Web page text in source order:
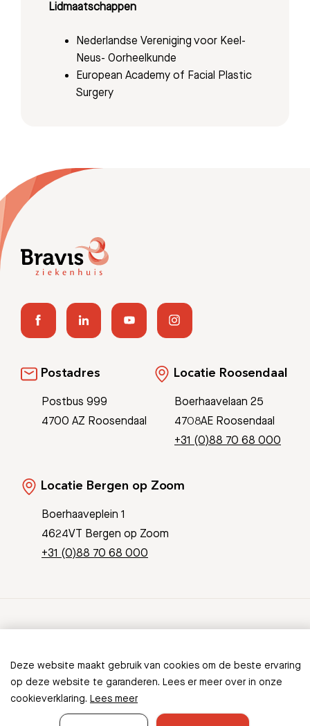
Deze website maakt gebruik van cookies om de beste ervaring
op deze website te garanderen. Lees er meer over in onze
cookieverklaring. Lees meer
Lidmaatschappen
Nederlandse Vereniging voor Keel-
Neus- Oorheelkunde
European Academy of Facial Plastic
Surgery
Postadres
Postbus 999
4700 AZ Roosendaal
Locatie Roosendaal
Boerhaavelaan 25
4708AE Roosendaal
+31 (0)88 70 68 000
Locatie Bergen op Zoom
Boerhaaveplein 1
4624VT Bergen op Zoom
+31 (0)88 70 68 000
Informatieveiligheid
Sitemap